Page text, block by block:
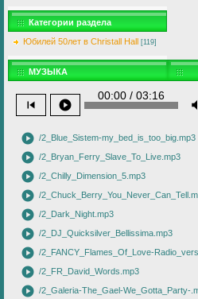
Категории раздела
Юбилей 50лет в Christall Hall [119]
МУЗЫКА
skip_previous play_circle
00:00 / 03:16
play_circle /2_Blue_Sistem-my_bed_is_too_big.mp3
play_circle /2_Bryan_Ferry_Slave_To_Live.mp3
play_circle /2_Chilly_Dimension_5.mp3
play_circle /
play_circle /2_Dark_Night.mp3
play_circle /2_DJ_Quicksilver_Bellissima.mp3
play_circle /2_FANCY_Flames_Of_Love-
play_circle /2_FR_David_Words.mp3
play_circle /2_Galeria-The_Gael-We_Gotta_Party-